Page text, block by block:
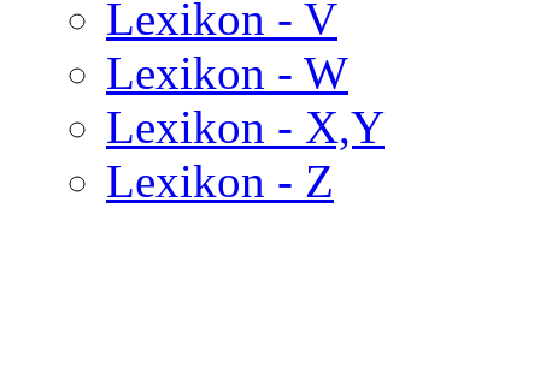
Lexikon - V
Lexikon - W
Lexikon - X,Y
Lexikon - Z